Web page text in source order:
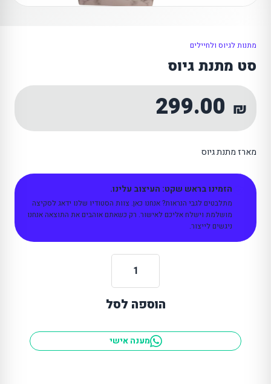
מתנות לגיוס ולחיילים
סט מתנת גיוס
299.00 ₪
מארז מתנת גיוס
הזמינו בראש שקט: העיצוב עלינו.
מתלבטים לגבי הנראות? אנחנו כאן. צוות הסטודיו שלנו ידאג לסקיצה
מושלמת וישלח אליכם לאישור. רק כשאתם אוהבים את התוצאה אנחנו
ניגשים לייצור.
כמות
של
סט
גיוס
הוספה לסל
מענה אישי